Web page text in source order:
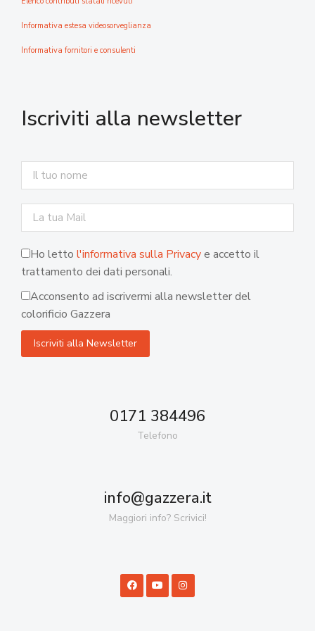
Informativa estesa videosorveglianza
Informativa fornitori e consulenti
Iscriviti alla newsletter
Ho letto l'informativa sulla Privacye accetto il
trattamento dei dati personali.
Acconsento ad iscrivermi alla newsletter del
colorificio Gazzera
0171 384496
Telefono
info@gazzera.it
Maggiori info? Scrivici!